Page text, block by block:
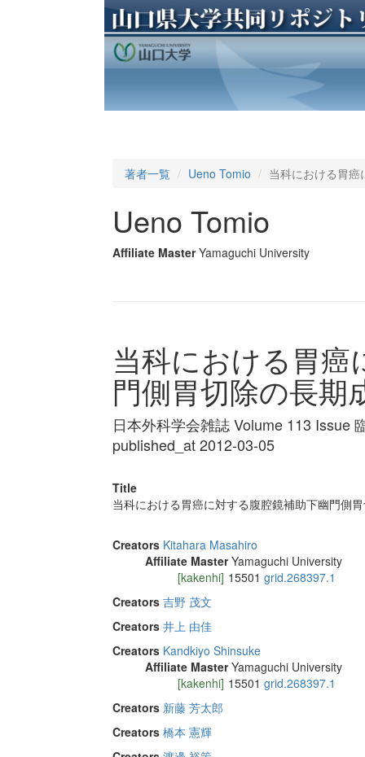
著者一覧 Ueno Tomio 当科における胃
Ueno Tomio
Affiliate Master Yamaguchi University
当科における胃癌
門側胃切除の長期
日本外科学会雑誌 Volume 113 Issue
published_at 2012-03-05
Title
当科における胃癌に対する腹腔鏡補助下幽門側
Creators Kitahara Masahiro
Affiliate Master Yamaguchi University
[kakenhi] 15501 grid.268397.1
Creators 吉野 茂文
Creators 井上 由佳
Creators Kandkiyo Shinsuke
Affiliate Master Yamaguchi University
[kakenhi] 15501 grid.268397.1
Creators 新藤 芳太郎
Creators 橋本 憲輝